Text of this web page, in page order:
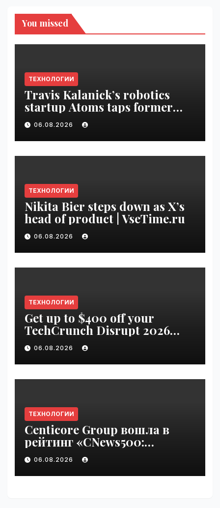
You missed
ТЕХНОЛОГИИ
Travis Kalanick’s robotics
startup Atoms taps former
Uber finance chief as CFO |
VseTime.ru
06.08.2026
ТЕХНОЛОГИИ
Nikita Bier steps down as X’s
head of product | VseTime.ru
06.08.2026
ТЕХНОЛОГИИ
Get up to $400 off your
TechCrunch Disrupt 2026
pass until Friday | VseTime.ru
06.08.2026
ТЕХНОЛОГИИ
Centicore Group вошла в
рейтинг «CNews500:
Крупнейшие ИТ-компании
России» | VseTime.ru
06.08.2026